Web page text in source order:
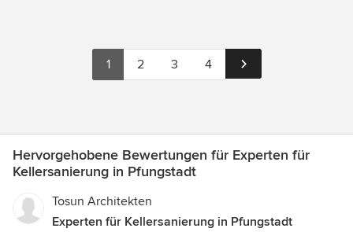
1 2 3 4
Hervorgehobene Bewertungen für Experten für
Kellersanierung in Pfungstadt
Tosun Architekten
Experten für Kellersanierung in Pfungstadt